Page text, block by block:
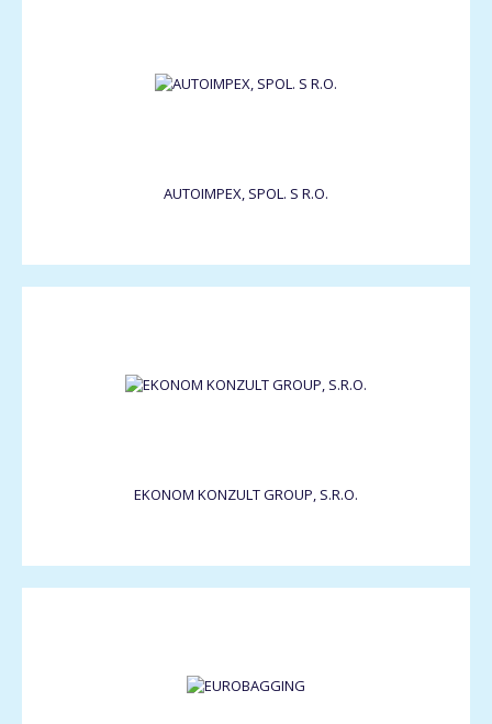
AUTOIMPEX, SPOL. S R.O.
EKONOM KONZULT GROUP, S.R.O.